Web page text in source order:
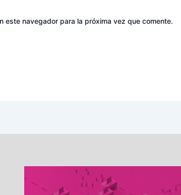
este navegador para la próxima vez que comente.